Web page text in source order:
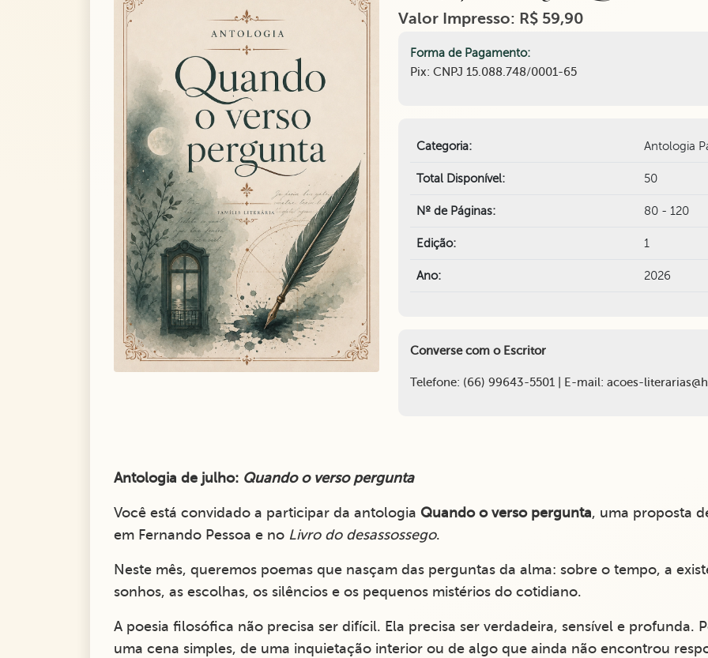
Valor Impresso: R$ 59,90
Forma de Pagamento:
Pix: CNPJ 15.088.748/0001-65
Categoria: Antologia
Total Disponível: 50
Nº de Páginas: 80 - 120
Edição: 1
Ano: 2026
Converse com o Escritor
Telefone: (66) 99643-5501 | E-mail: acoes-
Antologia de julho: Quando o verso pergunta
Você está convidado a participar da antologia Quando o verso pergunta, uma proposta
em Fernando Pessoa e no Livro do desassossego.
Neste mês, queremos poemas que nasçam das perguntas da alma: sobre o tempo, a
sonhos, as escolhas, os silêncios e os pequenos mistérios do cotidiano.
A poesia filosófica não precisa ser difícil. Ela precisa ser verdadeira, sensível e profunda.
uma cena simples, de uma inquietação interior ou de algo que ainda não encontrou